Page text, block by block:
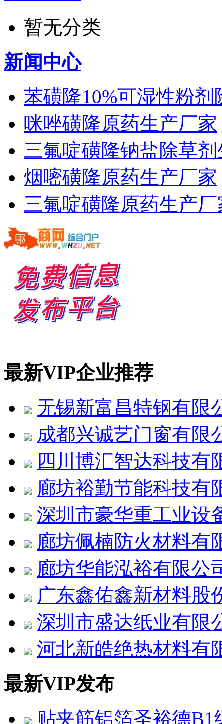
暂无分类
新闻中心
苯磺隆10%可湿性粉
咪唑磺隆原药生产厂家
三氟啶磺隆钠盐除草
烟嘧磺隆原药生产厂家
三氟啶磺隆原药生产厂
最新VIP企业推荐
无锡新富昌特钢有限
成都兴诚艺门窗有限
四川博汇智达科技有
廊坊裕勤节能科技有
深圳市豪华重工业设
廊坊佩楠防火材料有
廊坊华能泓裕有限公
广东鑫佑鑫新材料股
深圳市盛达纸业有限
河北新皓绝热材料有
最新VIP发布
贴夹筋铝箔圣裕德B1